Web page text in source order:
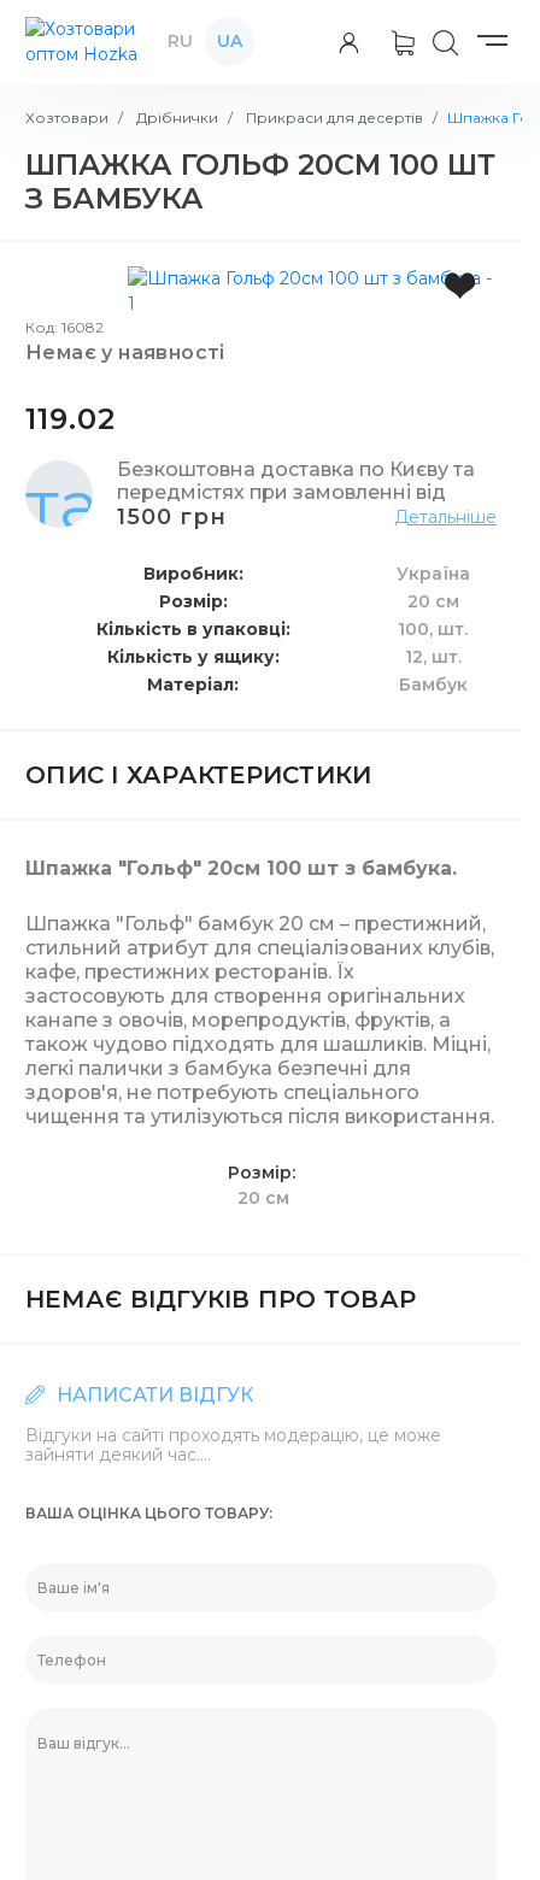
RU UA
Хозтовари Дрібнички Прикраси для десертів Шпажка
ШПАЖКА ГОЛЬФ 20СМ 100 ШТ
З БАМБУКА
Код: 16082
немає у наявності
119.02
Безкоштовна доставка по Києву та
передмістях при замовленні від
1500 грн Детальніше
Виробник
Україна
Розмір
20 см
Кількість в упаковці
100, шт.
Кількість у ящику
12, шт.
Матеріал
Бамбук
ОПИС І ХАРАКТЕРИСТИКИ
Шпажка "Гольф" 20см 100 шт з бамбука.
Шпажка "Гольф" бамбук 20 см – престижний,
стильний атрибут для спеціалізованих клубів,
кафе, престижних ресторанів. Їх
застосовують для створення оригінальних
канапе з овочів, морепродуктів, фруктів, а
також чудово підходять для шашликів. Міцні,
легкі палички з бамбука безпечні для
здоров'я, не потребують спеціального
чищення та утилізуються після використання.
Розмір
20 см
НЕМАЄ ВІДГУКІВ ПРО ТОВАР
НАПИСАТИ ВІДГУК
Відгуки на сайті проходять модерацію, це може
зайняти деякий час....
ВАША ОЦІНКА ЦЬОГО ТОВАРУ